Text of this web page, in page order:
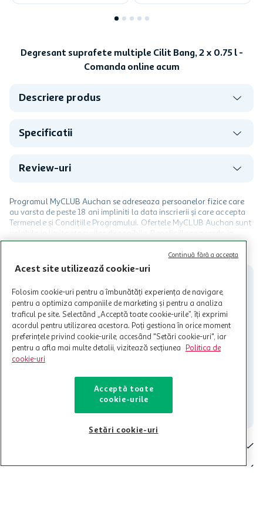
Degresant suprafete multiple Cilit Bang, 2 x 0.75 l -
Comanda online acum
Descriere produs
Specificatii
Review-uri
Programul MyCLUB Auchan se adreseaza persoanelor fizice care
au varsta de peste 18 ani impliniti la data inscrierii și care accepta
Termenele și Condițiile Programului. Ofertele MyCLUB Auchan sunt
limita a 12 unitati / card client o singura data in perioada promotiei.
Cardul poate fi utilizat doar in legatura cu magazinele Auchan
participante și pentru acțiuni promotionale indicate de Auchan si
nu raspunde pentru imposibilitatea utilizarii Cardului in perioada in
care aceste este suspendat sau in perioada in care sunt efectuate
intretineri sau reparatii tehnice la sistemul de utilizarea al Cardului.
Contacteaza-ne!
021-9141 contact@auchan.ro
Contact
Cine suntem
Acest site utilizează cookie-uri
Folosim cookie-uri pentru a îmbunătăți experiența de navigare,
pentru a optimiza campaniile de marketing și pentru a analiza
traficul pe site. Selectând „Acceptă toate cookie-urile”, îți exprimi
acordul pentru utilizarea acestora. Poți gestiona în orice moment
preferințele privind cookie-urile, accesând "Setări cookie-uri", iar
pentru a afla mai multe detalii, vizitează secțiunea
Politica de
cookie-uri
Acceptă toate
cookie-urile
Setări cookie-uri
Continuă fără a accepta